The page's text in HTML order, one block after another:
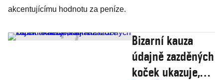
akcentujícímu hodnotu za peníze.
Bizarní kauza
údajně zazděných
koček ukazuje,